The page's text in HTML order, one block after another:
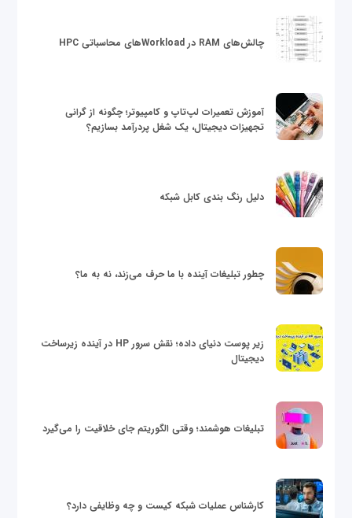
چالش‌های RAM در Workloadهای محاسباتی HPC
آموزش تعمیرات لپ‌تاپ و کامپیوتر؛ چگونه از گرانی
تجهیزات دیجیتال، یک شغل پردرآمد بسازیم؟
دلیل رنگ بندی کابل شبکه
چطور تبلیغات آینده با ما حرف می‌زند، نه به ما؟
زیر پوست دنیای داده؛ نقش سرور HP در آینده زیرساخت
دیجیتال
تبلیغات هوشمند؛ وقتی الگوریتم جای خلاقیت را می‌گیرد
کارشناس عملیات شبکه کیست و چه وظایفی دارد؟